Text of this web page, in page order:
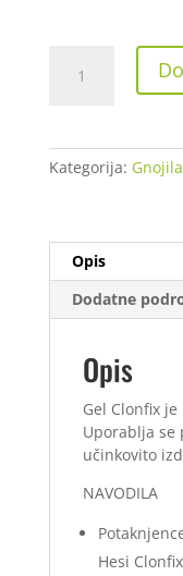
Kategorija: Gnojila
Opis
Dodatne
Opis
Gel Clonfix
Uporablja se
učinkovito
NAVODILA
Hesi